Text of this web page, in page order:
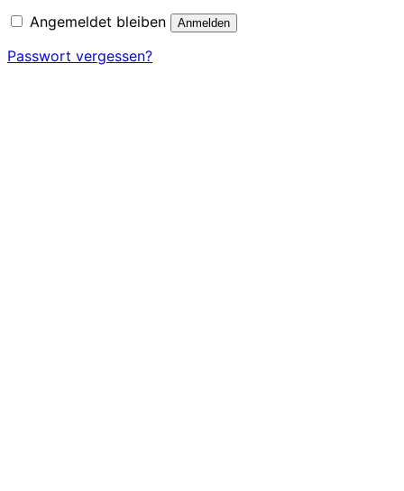
Angemeldet bleiben
Anmelden
Passwort vergessen?